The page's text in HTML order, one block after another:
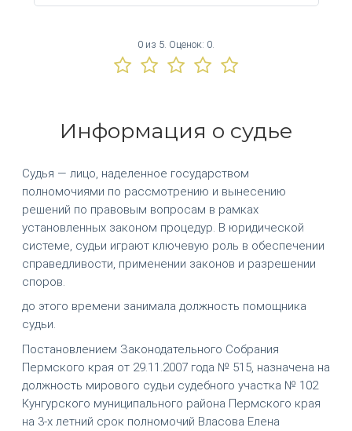
0 из 5. Оценок: 0
Информация о судье
Судья — лицо, наделенное государством
полномочиями по рассмотрению и вынесению
решений по правовым вопросам в рамках
установленных законом процедур. В юридической
системе, судьи играют ключевую роль в обеспечении
справедливости, применении законов и разрешении
споров.
до этого времени занимала должность помощника
судьи.
Постановлением Законодательного Собрания
Пермского края от 29.11.2007 года № 515, назначена на
должность мирового судьи судебного участка № 102
Кунгурского муниципального района Пермского края
на 3-х летний срок полномочий Власова Елена